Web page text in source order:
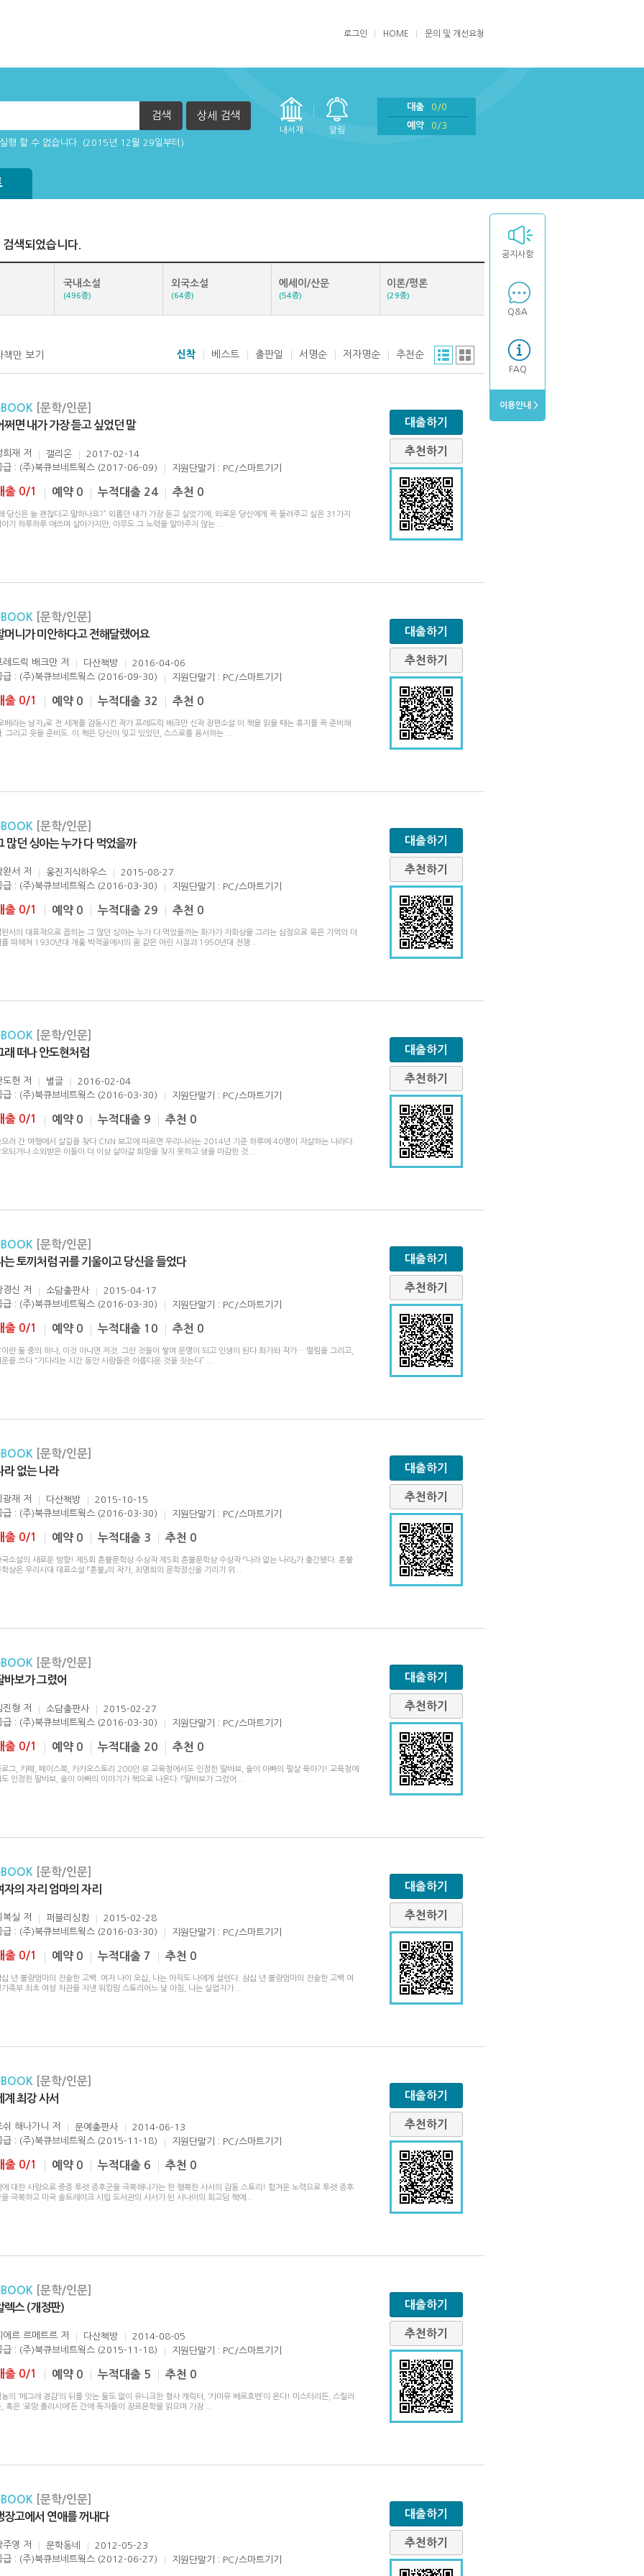
로그인 HOME 문의 및 개선요청
검색 상세 검색
내서재 알림
대출
0/0
예약
0/3
행 할 수 없습니다. (2015년 12월 29일부터)
공지사항
Q&A
FAQ
이용안내 >
검색되었습니다.
국내소설
(496종)
외국소설
(64종)
에세이/산문
(54종)
이론/평론
(29종)
만 보기 신착 베스트 출판일 서명순 저자명순 추천순
[문학/인문]
쩌면 내가 가장 듣고 싶었던 말
희재 저 갤리온
2017-02-14
급 : (주)북큐브네트웍스 (2017-06-09)
지원단말기 : PC/스마트기기
출 0/1 예약 0 누적대출 24 추천 0
당신은 늘 괜찮다고 말하나요?” 외롭던 내가 가장 듣고 싶었기에, 외로운 당신에게 꼭 들려주고 싶은 31가지
야기 하루하루 애쓰며 살아가지만, 아무도 그 노력을 알아주지 않는
대출하기
추천하기
[문학/인문]
머니가 미안하다고 전해달랬어요
레드릭 배크만 저 다산책방
2016-04-06
급 : (주)북큐브네트웍스 (2016-09-30)
지원단말기 : PC/스마트기기
출 0/1 예약 0 누적대출 32 추천 0
오베라는 남자』로 전 세계를 감동시킨 작가 프레드릭 배크만 신작 장편소설 이 책을 읽을 때는 휴지를 꼭 준비해
. 그리고 웃을 준비도. 이 책은 당신이 잊고 있었던, 스스로를 용서하는
대출하기
추천하기
[문학/인문]
많던 싱아는 누가 다 먹었을까
완서 저 웅진지식하우스
2015-08-27
급 : (주)북큐브네트웍스 (2016-03-30)
지원단말기 : PC/스마트기기
출 0/1 예약 0 누적대출 29 추천 0
완서의 대표작으로 꼽히는 그 많던 싱아는 누가 다 먹었을까는 화가가 자화상을 그리는 심정으로 묵은 기억의 더
를 파헤쳐 1930년대 개풍 박적골에서의 꿈 같은 어린 시절과 1950년대 전쟁
대출하기
추천하기
[문학/인문]
래 떠나 안도현처럼
도현 저 별글
2016-02-04
급 : (주)북큐브네트웍스 (2016-03-30)
지원단말기 : PC/스마트기기
출 0/1 예약 0 누적대출 9 추천 0
으러 간 여행에서 살길을 찾다 CNN 보고에 따르면 우리나라는 2014년 기준 하루에 40명이 자살하는 나라다.
오되거나 소외받은 이들이 더 이상 살아갈 희망을 찾지 못하고 생을 마감한 것
대출하기
추천하기
[문학/인문]
는 토끼처럼 귀를 기울이고 당신을 들었다
경신 저 소담출판사
2015-04-17
급 : (주)북큐브네트웍스 (2016-03-30)
지원단말기 : PC/스마트기기
출 0/1 예약 0 누적대출 10 추천 0
이란 둘 중의 하나, 이것 아니면 저것. 그런 것들이 쌓여 운명이 되고 인생이 된다 화가와 작가… 떨림을 그리고,
운을 쓰다 “기다리는 시간 동안 사람들은 아름다운 것을 짓는다”
대출하기
추천하기
[문학/인문]
라 없는 나라
광재 저 다산책방
2015-10-15
급 : (주)북큐브네트웍스 (2016-03-30)
지원단말기 : PC/스마트기기
출 0/1 예약 0 누적대출 3 추천 0
국소설의 새로운 방향! 제5회 혼불문학상 수상작 제5회 혼불문학상 수상작 『나라 없는 나라』가 출간됐다. 혼불
학상은 우리시대 대표소설 『혼불』의 작가, 최명희의 문학정신을 기리기 위
대출하기
추천하기
[문학/인문]
바보가 그렸어
진형 저 소담출판사
2015-02-27
급 : (주)북큐브네트웍스 (2016-03-30)
지원단말기 : PC/스마트기기
출 0/1 예약 0 누적대출 20 추천 0
로그, 카페, 페이스북, 카카오스토리 200만 뷰 교육청에서도 인정한 딸바보, 솔이 아빠의 필살 육아기! 교육청에
도 인정한 딸바보, 솔이 아빠의 이야기가 책으로 나온다. 『딸바보가 그렸어
대출하기
추천하기
[문학/인문]
자의 자리 엄마의 자리
복실 저 퍼블리싱킹
2015-02-28
급 : (주)북큐브네트웍스 (2016-03-30)
지원단말기 : PC/스마트기기
출 0/1 예약 0 누적대출 7 추천 0
십 년 불량엄마의 진솔한 고백. 여자 나이 오십, 나는 아직도 나에게 설렌다. 삼십 년 불량엄마의 진솔한 고백 여
가족부 최초 여성 차관을 지낸 워킹맘 스토리어느 날 아침, 나는 실업자가
대출하기
추천하기
[문학/인문]
계 최강 사서
쉬 해나가니 저 문예출판사
2014-06-13
급 : (주)북큐브네트웍스 (2015-11-18)
지원단말기 : PC/스마트기기
출 0/1 예약 0 누적대출 6 추천 0
에 대한 사랑으로 중증 투렛 증후군을 극복해나가는 한 행복한 사서의 감동 스토리! 힘겨운 노력으로 투렛 증후
을 극복하고 미국 솔트레이크 시립 도서관의 사서가 된 사나이의 회고담 책에
대출하기
추천하기
[문학/인문]
렉스 (개정판)
에르 르메트르 저 다산책방
2014-08-05
급 : (주)북큐브네트웍스 (2015-11-18)
지원단말기 : PC/스마트기기
출 0/1 예약 0 누적대출 5 추천 0
농의 ‘메그레 경감’의 뒤를 잇는 둘도 없이 유니크한 형사 캐릭터, ‘카미유 베르호벤’이 온다! 미스터리든, 스릴러
, 혹은 ‘로망 폴리시에’든 간에 독자들이 장르문학을 읽으며 가장
대출하기
추천하기
[문학/인문]
장고에서 연애를 꺼내다
주영 저 문학동네
2012-05-23
급 : (주)북큐브네트웍스 (2012-06-27)
지원단말기 : PC/스마트기기
대출하기
추천하기